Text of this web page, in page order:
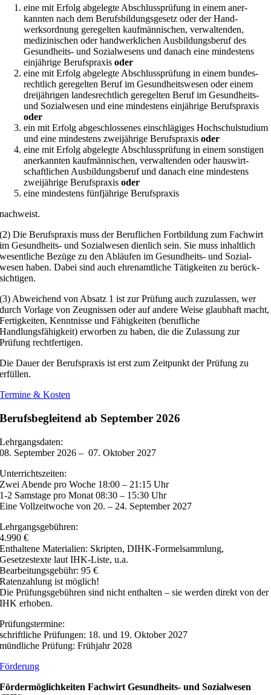
eine mit Erfolg abgelegte Abschlussprüfung in einem aner­
kannten nach dem Berufsbildungsgesetz oder der Hand­
werksordnung geregelten kaufmännischen, verwaltenden,
medizinischen oder handwerklichen Ausbildungsberuf des
Gesundheits- und Sozialwesens und danach eine mindestens
einjährige Berufspraxisoder
eine mit Erfolg abgelegte Abschlussprüfung in einem bundes­
rechtlich geregelten Beruf im Gesundheitswesen oder einem
dreijährigen landesrechtlich geregelten Beruf im Gesundheits-
und Sozialwesen und eine mindestens einjährige Berufspraxis
oder
ein mit Erfolg abgeschlossenes einschlägiges Hochschul­studium
und eine mindestens zweijährige Berufspraxisoder
eine mit Erfolg abgelegte Abschlussprüfung in einem sonstigen
anerkannten kaufmännischen, verwaltenden oder hauswirt­
schaftlichen Ausbildungsberuf und danach eine mindestens
zweijährige Berufspraxisoder
eine mindestens fünfjährige Berufspraxis
nachweist.
(2) Die Berufspraxis muss der Beruflichen Fortbildung zum Fachwirt
im Gesundheits- und Sozialwesen dienlich sein. Sie muss inhaltlich
wesentliche Bezüge zu den Abläufen im Gesundheits- und Sozial­
wesen haben. Dabei sind auch ehrenamtliche Tätigkeiten zu berück­
sichtigen.
(3) Abweichend von Absatz 1 ist zur Prüfung auch zuzulassen, wer
durch Vorlage von Zeugnissen oder auf andere Weise glaubhaft macht,
Fertigkeiten, Kenntnisse und Fähigkeiten (berufliche
Handlungsfähigkeit) erworben zu haben, die die Zulassung zur
Prüfung rechtfertigen.
Die Dauer der Berufspraxis ist erst zum Zeitpunkt der Prüfung zu
erfüllen.
Termine & Kosten
Berufsbegleitend ab September 2026
Lehrgangsdaten:
08. September 2026 – 07. Oktober 2027
Unterrichtszeiten:
Zwei Abende pro Woche 18:00 – 21:15 Uhr
1-2 Samstage pro Monat 08:30 – 15:30 Uhr
Eine Vollzeitwoche von 20. – 24. September 2027
Lehrgangsgebühren:
4.990 €
Enthaltene Materialien: Skripten, DIHK-Formelsammlung,
Gesetzestexte laut IHK-Liste, u.a.
Bearbeitungsgebühr: 95 €
Ratenzahlung ist möglich!
Die Prüfungsgebühren sind nicht enthalten – sie werden direkt von der
IHK erhoben.
Prüfungstermine:
schriftliche Prüfungen: 18. und 19. Oktober 2027
mündliche Prüfung: Frühjahr 2028
Förderung
Fördermöglichkeiten Fachwirt Gesundheits- und Sozialwesen